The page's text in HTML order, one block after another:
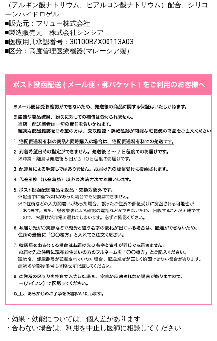
（アルギン酸ナトリウム、ヒアルロン酸ナトリウム）配合、シリコ
ーンハイドロゲル
■販売元：フリュー株式会社
■製造販売元：株式会社シンシア
■医療用具承認番号：30100BZX00113A03
■区分：高度管理医療機器(マレーシア製）
・効果・効能については、個人差があります
・合わない場合は、利用を中止し医師に相談してください